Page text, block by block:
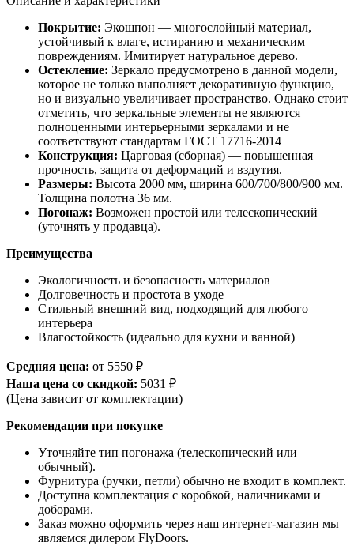
Покрытие: Экошпон — многослойный материал,
устойчивый к влаге, истиранию и механическим
повреждениям. Имитирует натуральное дерево.
Остекление: Зеркало предусмотрено в данной модели,
которое не только выполняет декоративную функцию,
но и визуально увеличивает пространство. Однако стоит
отметить, что зеркальные элементы не являются
полноценными интерьерными зеркалами и не
соответствуют стандартам ГОСТ 17716-2014
Конструкция: Царговая (сборная) — повышенная
прочность, защита от деформаций и вздутия.
Размеры: Высота 2000 мм, ширина 600/700/800/900 мм.
Толщина полотна 36 мм.
Погонаж: Возможен простой или телескопический
(уточнять у продавца).
Преимущества
Экологичность и безопасность материалов
Долговечность и простота в уходе
Стильный внешний вид, подходящий для любого
интерьера
Влагостойкость (идеально для кухни и ванной)
Средняя цена: от 5550 ₽
Наша цена со скидкой: 5031 ₽
(Цена зависит от комплектации)
Рекомендации при покупке
Уточняйте тип погонажа (телескопический или
обычный).
Фурнитура (ручки, петли) обычно не входит в комплект.
Доступна комплектация с коробкой, наличниками и
доборами.
Заказ можно оформить через наш интернет-магазин мы
являемся дилером FlyDoors.